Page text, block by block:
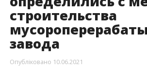
строительства
завода
Опубліковано 10.06.2021